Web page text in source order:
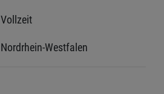
Vollzeit
Nordrhein-Westfalen